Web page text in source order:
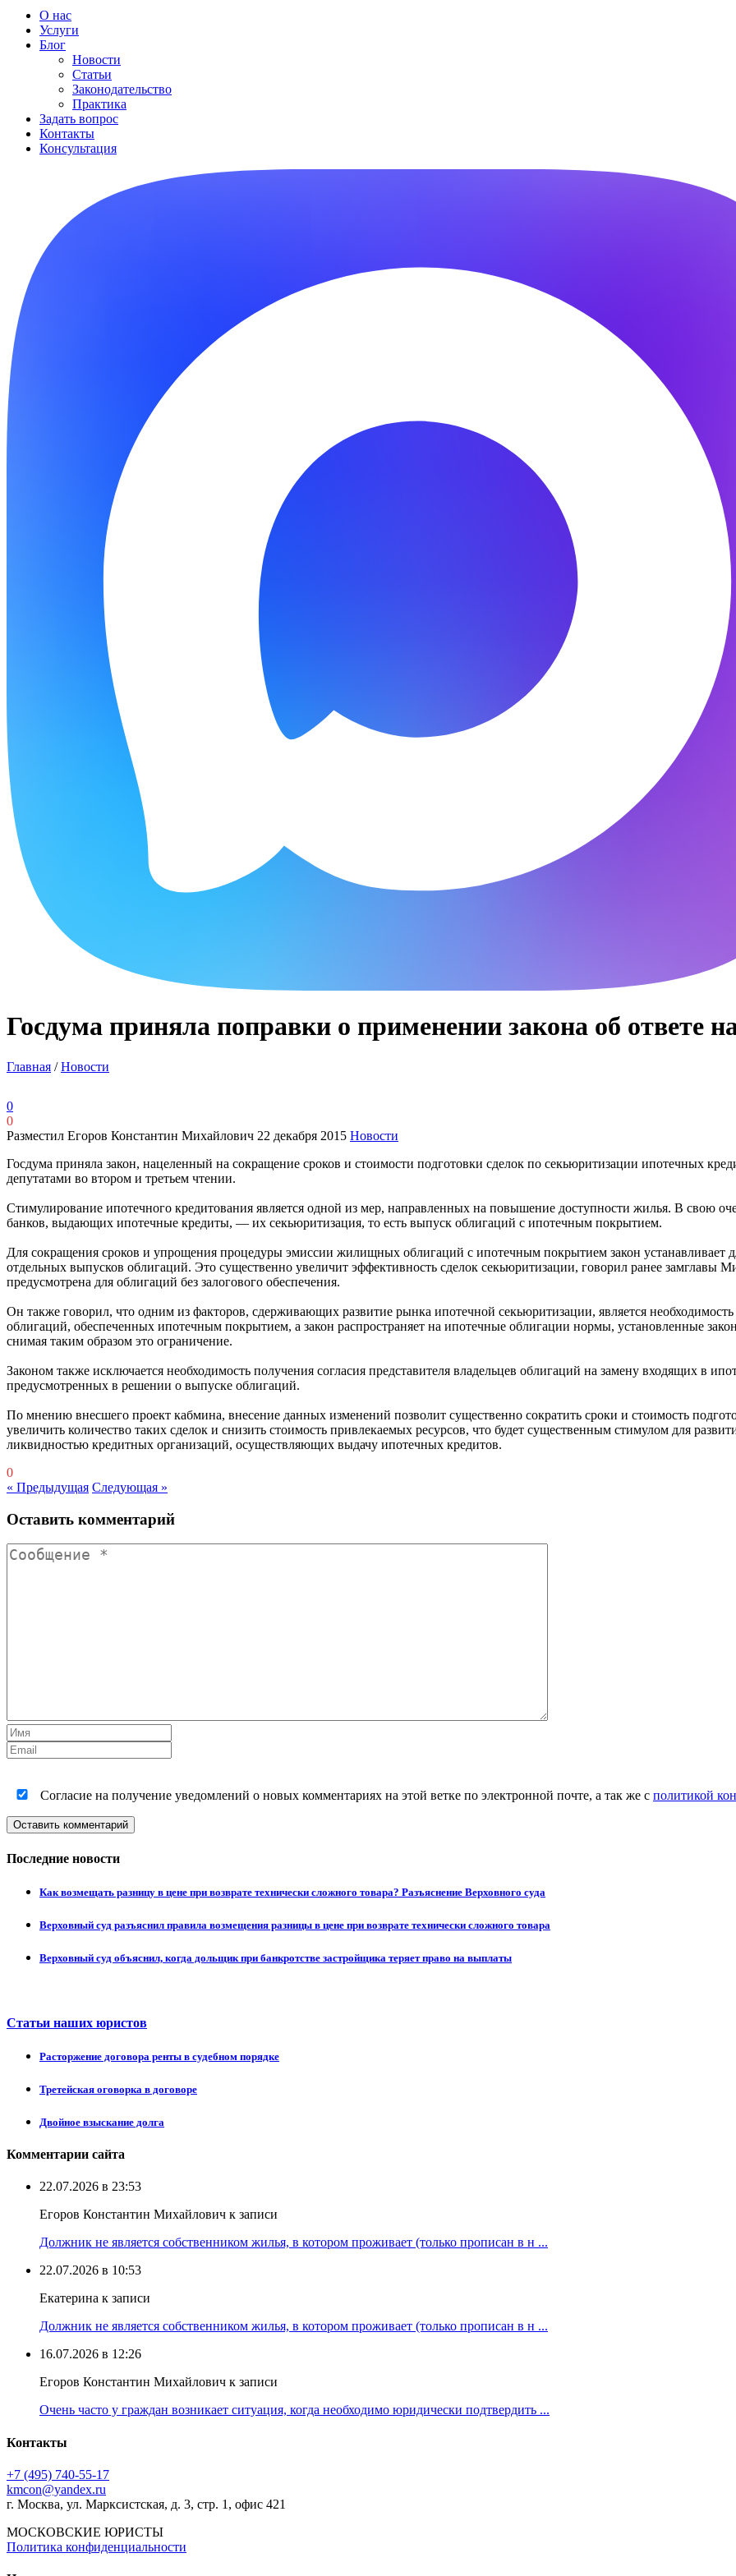
О нас
Услуги
Блог
Новости
Статьи
Законодательство
Практика
Задать вопрос
Контакты
Консультация
Госдума приняла поправки о применении закона об ответе
Главная /Новости
0
0
Разместил Егоров Константин Михайлович 22 декабря 2015 Новости
Госдума приняла закон, нацеленный на сокращение сроков и стоимости подготовки сделок по секьюритизации ипотечных
депутатами во втором и третьем чтении.
Стимулирование ипотечного кредитования является одной из мер, направленных на повышение доступности жилья. В свою
банков, выдающих ипотечные кредиты, — их секьюритизация, то есть выпуск облигаций с ипотечным покрытием.
Для сокращения сроков и упрощения процедуры эмиссии жилищных облигаций с ипотечным покрытием закон устанавливает
отдельных выпусков облигаций. Это существенно увеличит эффективность сделок секьюритизации, говорил ранее замглавы
предусмотрена для облигаций без залогового обеспечения.
Он также говорил, что одним из факторов, сдерживающих развитие рынка ипотечной секьюритизации, является
облигаций, обеспеченных ипотечным покрытием, а закон распространяет на ипотечные облигации нормы, установленные
снимая таким образом это ограничение.
Законом также исключается необходимость получения согласия представителя владельцев облигаций на замену входящих в
предусмотренных в решении о выпуске облигаций.
По мнению внесшего проект кабмина, внесение данных изменений позволит существенно сократить сроки и стоимость
увеличить количество таких сделок и снизить стоимость привлекаемых ресурсов, что будет существенным стимулом для
ликвидностью кредитных организаций, осуществляющих выдачу ипотечных кредитов.
0
« Предыдущая Следующая »
Оставить комментарий
Согласие на получение уведомлений о новых комментариях на этой ветке по электронной почте, а так же с политикой
Оставить комментарий
Последние новости
Как возмещать разницу в цене при возврате технически сложного товара? Разъяснение Верховного суда
Верховный суд разъяснил правила возмещения разницы в цене при возврате технически сложного товара
Верховный суд объяснил, когда дольщик при банкротстве застройщика теряет право на выплаты
Статьи наших юристов
Расторжение договора ренты в судебном порядке
Третейская оговорка в договоре
Двойное взыскание долга
Комментарии сайта
22.07.2026 в 23:53
Егоров Константин Михайлович к записи
Должник не является собственником жилья, в котором проживает (только прописан в н ...
22.07.2026 в 10:53
Екатерина к записи
Должник не является собственником жилья, в котором проживает (только прописан в н ...
16.07.2026 в 12:26
Егоров Константин Михайлович к записи
Очень часто у граждан возникает ситуация, когда необходимо юридически подтвердить ...
Контакты
+7 (495) 740‑55‑17
kmcon@yandex.ru
г. Москва, ул. Марксистская, д. 3, стр. 1, офис 421
МОСКОВСКИЕ ЮРИСТЫ
Политика конфиденциальности